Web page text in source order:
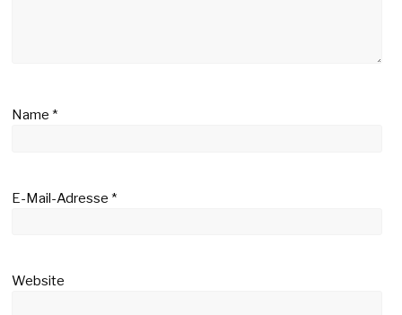
Name*
E-Mail-Adresse*
Website